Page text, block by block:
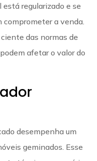
regularizado e se
comprometer a venda.
das normas de
afetar o valor do
desempenha um
geminados. Esse